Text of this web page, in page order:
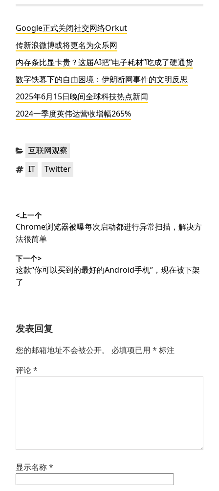
Google正式关闭社交网络Orkut
传新浪微博或将更名为众乐网
内存条比显卡贵？这届AI把“电子耗材”吃成了硬通货
数字铁幕下的自由困境：伊朗断网事件的文明反思
2025年6月15日晚间全球科技热点新闻
2024一季度英伟达营收增幅265%
分 互联网观察
标 IT ，
Twitter
章
导
航
<上一个
上
篇
章：
Chrome浏览器被曝每次启动都进行异常扫描，解决方
法很简单
下一个>
下
篇
这款“你可以买到的最好的Android手机”，现在被下架
了
发表回复
您的邮箱地址不会被公开。 必填项已用 * 标注
评论*
显示名称*